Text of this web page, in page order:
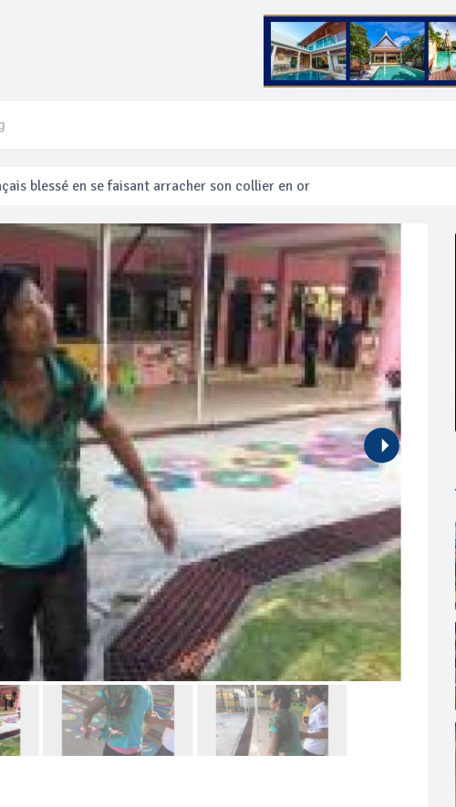
blessé en se faisant arracher son collier en or
Festival
la sécurité pendant Songkran
les prix des bateaux vers Koh Phi Phi et des excursions en mer
routière ‘Seven Days of Danger’ de Songkran